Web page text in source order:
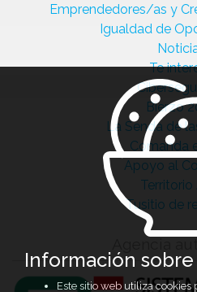
Emprendedores/as y
Igualdad de
Te
Bierzo
La Senda de
Comanda
Apoyo al
Territorio
Tusitio de
Información
Este sitio web utiliza cookies